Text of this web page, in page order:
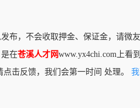
布，不会收取押金、保证金，请微友
在苍溪人才网www.yx4chi.com上看
点击反馈，我们会第一时间 处理。